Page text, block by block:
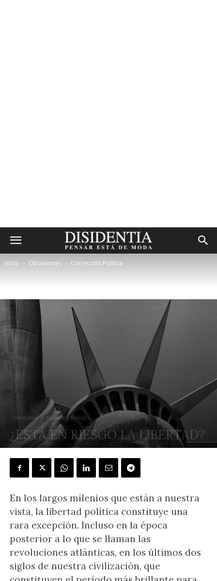
Inicio Obsesiones Corrección Política
Obsesiones Corrección Política
¿ESTÁ EN RIESGO LA LIBERTAD?
POR J.L. GONZÁLEZ QUIRÓS - 27 junio, 2020
En los largos milenios que están a nuestra
vista, la libertad política constituye una
rara excepción. Incluso en la época
posterior a lo que se llaman las
revoluciones atlánticas, en los últimos dos
siglos de nuestra civilización, que